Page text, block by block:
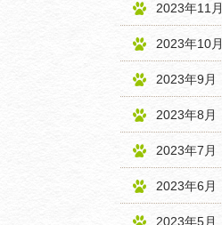
2023年11月
2023年10月
2023年9月
2023年8月
2023年7月
2023年6月
2023年5月